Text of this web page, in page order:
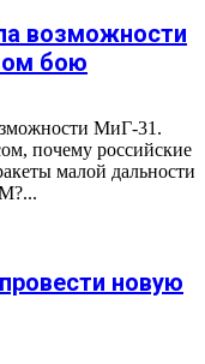
возможности
бою
МиГ-31.
почему российские
малой дальности
новую